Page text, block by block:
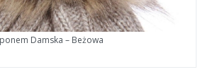
Damska – Beżowa